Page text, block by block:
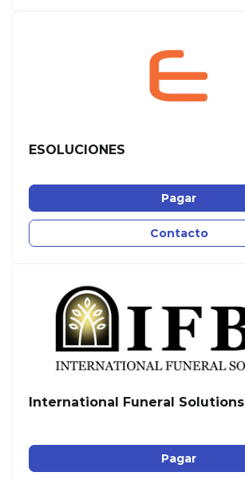
ESOLUCIONES
Pagar
Contacto
International Funeral Solutions
Pagar